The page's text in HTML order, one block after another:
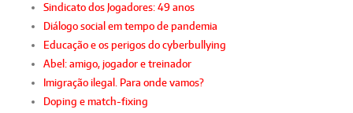
Sindicato dos Jogadores: 49 anos
Diálogo social em tempo de pandemia
Educação e os perigos do cyberbullying
Abel: amigo, jogador e treinador
Imigração ilegal. Para onde vamos?
Doping e match-fixing